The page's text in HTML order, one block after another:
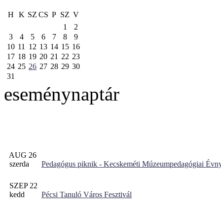
H K SZ CS P SZ V
1
2
3
4 5 6 7 8
9
10 11 12 13 14 15 16
17 18 19 20 21 22 23
24 25 26 27 28 29 30
31
eseménynaptár
AUG 26
szerda
Pedagógus piknik - Kecskeméti Múzeumpedagógiai
SZEP 22
kedd
Pécsi Tanuló Város Fesztivál